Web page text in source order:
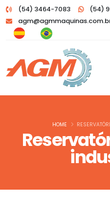
(54) 3464-7083
(54)
HOME